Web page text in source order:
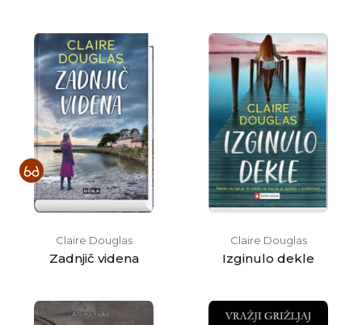
Claire Douglas
Zadnjič videna
Claire Douglas
Izginulo dekle